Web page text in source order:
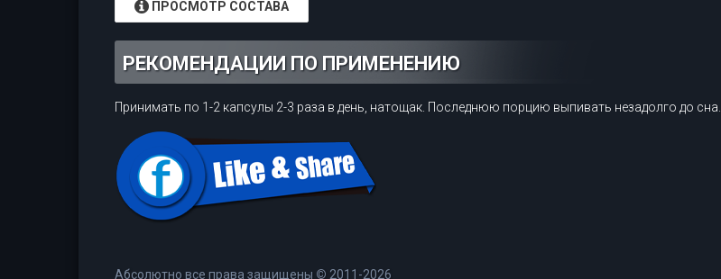
ПРОСМОТР СОСТАВА
РЕКОМЕНДАЦИИ ПО ПРИМЕНЕНИЮ
Принимать по 1-2 капсулы 2-3 раза в день, натощак. Последнюю порцию выпивать незадолго до сна.
Абсолютно все права защищены © 2011-2026